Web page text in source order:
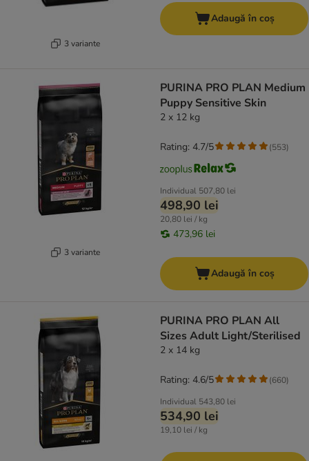
3 variante
Adaugă în coș
3 variante
PURINA PRO PLAN Medium
Puppy Sensitive Skin
2 x 12 kg
Individual 507,80 lei
498,90 lei
20,80 lei / kg
473,96 lei
Rating: 4.7/5 (553)
Adaugă în coș
PURINA PRO PLAN All
Sizes Adult Light/Sterilised
2 x 14 kg
Individual 543,80 lei
534,90 lei
19,10 lei / kg
Rating: 4.6/5 (660)